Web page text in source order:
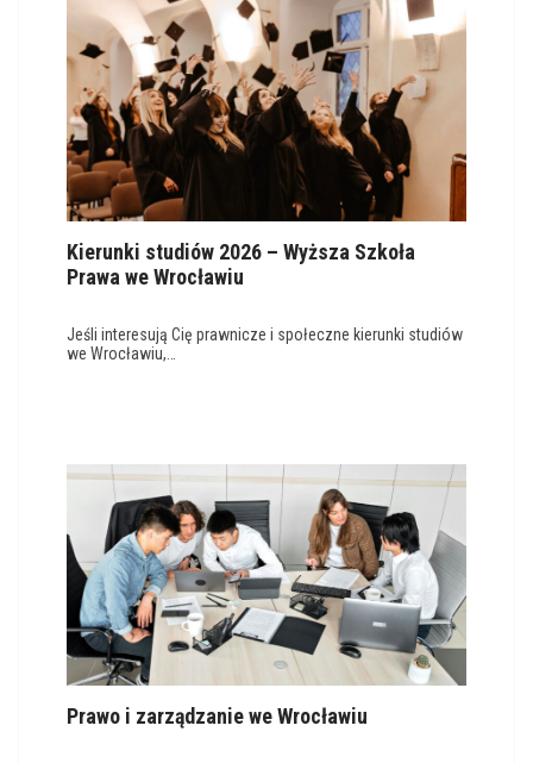
Kierunki studiów 2026 – Wyższa Szkoła
Prawa we Wrocławiu
Jeśli interesują Cię prawnicze i społeczne kierunki studiów
we Wrocławiu,…
Prawo i zarządzanie we Wrocławiu